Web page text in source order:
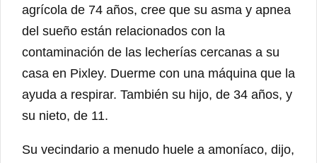
agrícola de 74 años, cree que su asma y apnea
del sueño están relacionados con la
contaminación de las lecherías cercanas a su
casa en Pixley. Duerme con una máquina que la
ayuda a respirar. También su hijo, de 34 años, y
su nieto, de 11.
Su vecindario a menudo huele a amoníaco, dijo,